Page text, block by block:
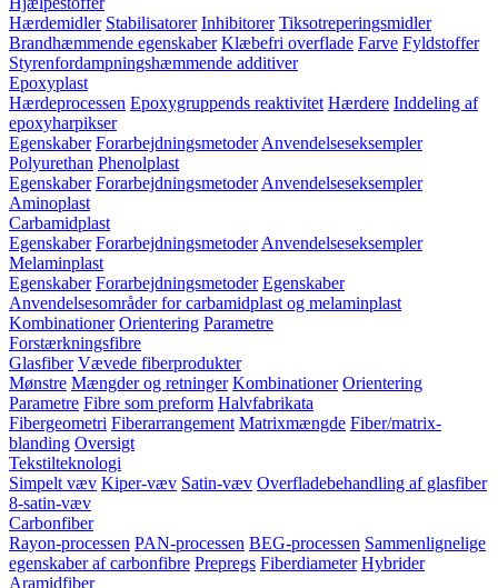
Hærdemidler Stabilisatorer Inhibitorer Tiksotreperingsmidler
Brandhæmmende egenskaber Klæbefri overflade Farve Fyldstoffer
Styrenfordampningshæmmende additiver
Epoxyplast
Hærdeprocessen Epoxygruppends reaktivitet Hærdere Inddeling af
epoxyharpikser
Egenskaber Forarbejdningsmetoder Anvendelseseksempler
Polyurethan Phenolplast
Egenskaber Forarbejdningsmetoder Anvendelseseksempler
Aminoplast
Carbamidplast
Egenskaber Forarbejdningsmetoder Anvendelseseksempler
Melaminplast
Egenskaber Forarbejdningsmetoder Egenskaber
Anvendelsesområder for carbamidplast og melaminplast
Kombinationer Orientering Parametre
Forstærkningsfibre
Glasfiber Vævede fiberprodukter
Mønstre Mængder og retninger Kombinationer Orientering
Parametre Fibre som preform Halvfabrikata
Fibergeometri Fiberarrangement Matrixmængde Fiber/matrix-
blanding Oversigt
Tekstilteknologi
Simpelt væv Kiper-væv Satin-væv Overfladebehandling af glasfiber
8-satin-væv
Carbonfiber
Rayon-processen PAN-processen BEG-processen Sammenlignelige
egenskaber af carbonfibre Prepregs Fiberdiameter Hybrider
Aramidfiber